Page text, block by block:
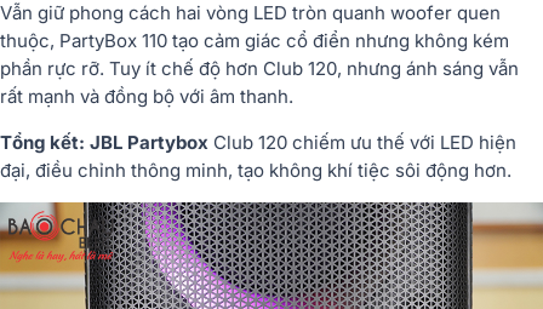
Vẫn giữ phong cách hai vòng LED tròn quanh woofer quen
thuộc, PartyBox 110 tạo cảm giác cổ điển nhưng không kém
phần rực rỡ. Tuy ít chế độ hơn Club 120, nhưng ánh sáng vẫn
rất mạnh và đồng bộ với âm thanh.
Tổng kết: JBL Partybox Club 120 chiếm ưu thế với LED hiện
đại, điều chỉnh thông minh, tạo không khí tiệc sôi động hơn.